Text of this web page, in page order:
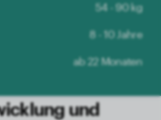
54 - 90 kg
8 - 10 Jahre
ab 22 Monaten
und